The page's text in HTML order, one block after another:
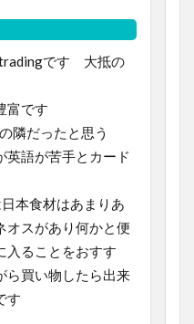
tradingです 大抵の
富です
隣だったと思う
英語が苦手とカード
本食材はあまりあ
オスがあり何かと便
入ることをおすす
買い物したら出来
す